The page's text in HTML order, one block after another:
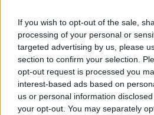
If you wish to opt-out of the sale,
processing of your personal or
targeted advertising by us, please
section to confirm your selection.
opt-out request is processed you
interest-based ads based on
us or personal information
your opt-out. You may separately